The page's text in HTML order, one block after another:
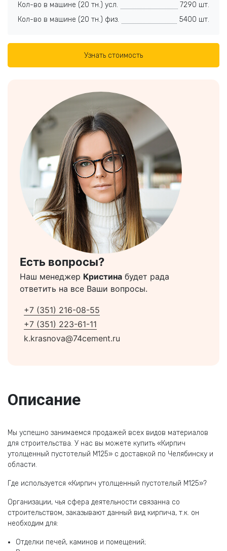
Кол-во в машине (20 тн.) усл.
7290 шт.
Кол-во в машине (20 тн.) физ.
5400 шт.
Узнать стоимость
Есть вопросы?
Наш менеджер Кристина будет рада
ответить на все Ваши вопросы.
+7 (351) 216-08-55
+7 (351) 223-61-11
k.krasnova@74cement.ru
Описание
Мы успешно занимаемся продажей всех видов материалов
для строительства. У нас вы можете купить «Кирпич
утолщенный пустотелый М125» с доставкой по Челябинску и
области.
Где используется «Кирпич утолщенный пустотелый М125»?
Организации, чья сфера деятельности связанна со
строительством, заказывают данный вид кирпича, т.к. он
необходим для:
Отделки печей, каминов и помещений;